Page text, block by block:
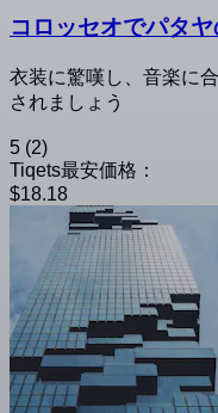
コロッセオでパタ
衣装に驚嘆し、音楽に
されましょう
5 (2)
Tiqets最安価格：
$18.18